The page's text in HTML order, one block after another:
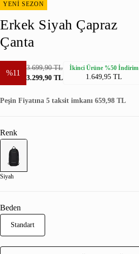
YENİ SEZON
Erkek Siyah Çapraz
Çanta
%11
3.699,90 TL
3.299,90 TL
İkinci Ürüne %50 İndirim
1.649,95 TL
Peşin Fiyatına 5 taksit imkanı 659,98 TL
Renk
Siyah
Beden
Standart